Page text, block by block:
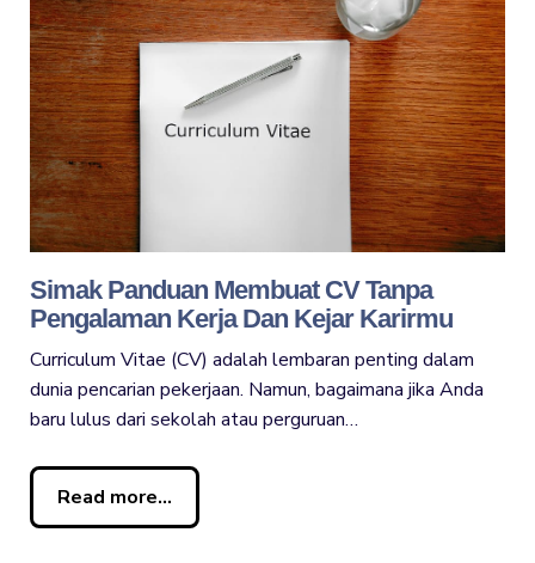
Simak Panduan Membuat CV Tanpa
Pengalaman Kerja Dan Kejar Karirmu
Curriculum Vitae (CV) adalah lembaran penting dalam
dunia pencarian pekerjaan. Namun, bagaimana jika Anda
baru lulus dari sekolah atau perguruan…
Read more...